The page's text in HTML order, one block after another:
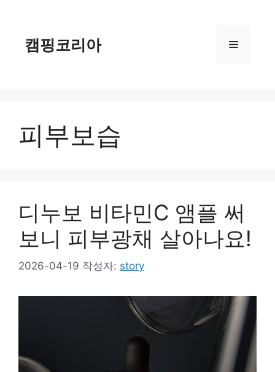
캠핑코리아 메
피부보습
디누보 비타민C 앰플 써
보니 피부광채 살아나요!
2026-04-19 작성자: story